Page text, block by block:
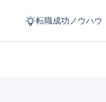
転職成功ノウハウ